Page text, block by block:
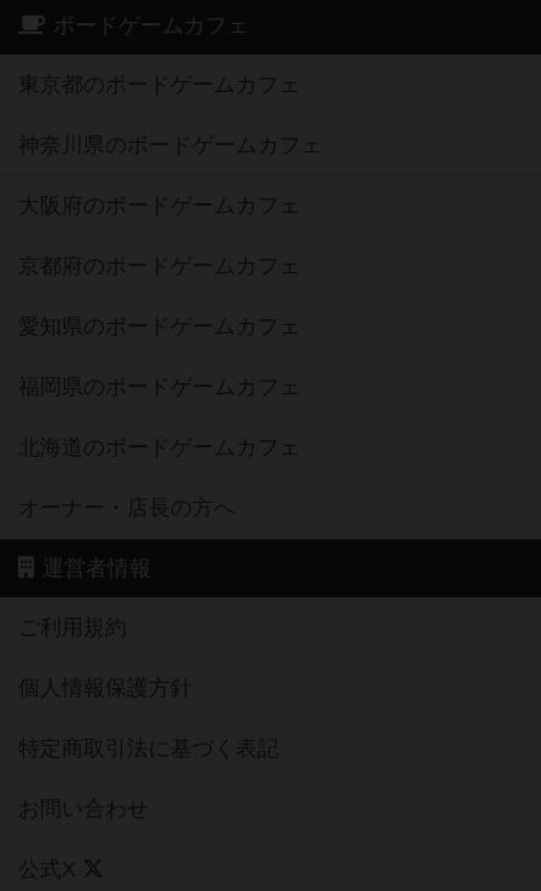
ボードゲームカフェ
東京都のボードゲームカフェ
神奈川県のボードゲームカフェ
大阪府のボードゲームカフェ
京都府のボードゲームカフェ
愛知県のボードゲームカフェ
福岡県のボードゲームカフェ
北海道のボードゲームカフェ
オーナー・店長の方へ
運営者情報
ご利用規約
個人情報保護方針
特定商取引法に基づく表記
お問い合わせ
公式X